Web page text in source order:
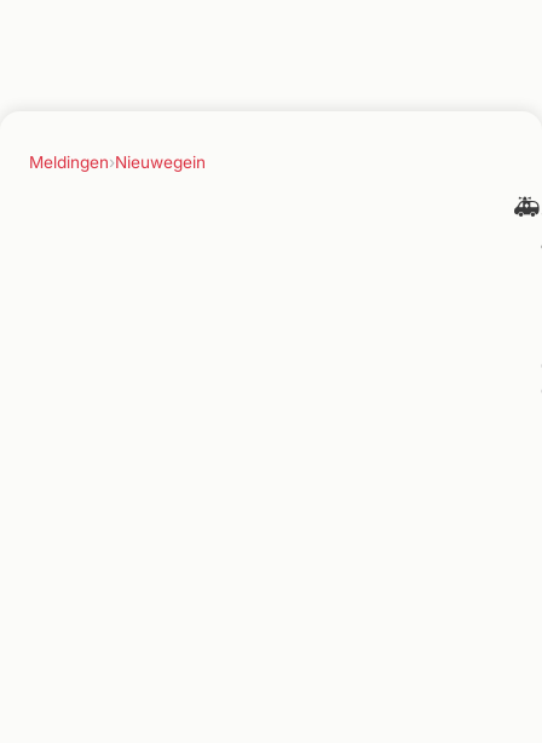
Meldingen›Nieuwegein
🚑